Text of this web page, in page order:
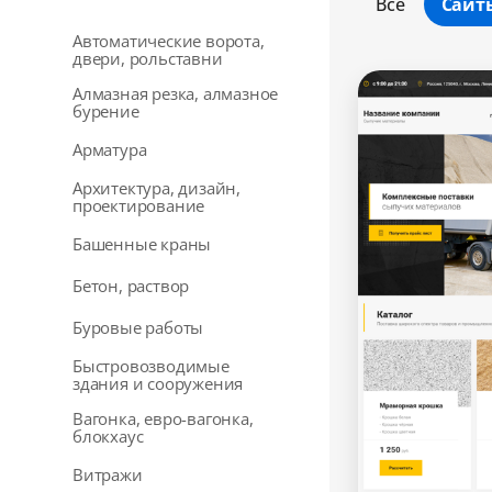
Автоматические ворота,
двери, рольставни
Алмазная резка, алмазное
бурение
Арматура
Архитектура, дизайн,
проектирование
Башенные краны
Бетон, раствор
Буровые работы
Быстровозводимые
здания и сооружения
Вагонка, евро-вагонка,
блокхаус
Витражи